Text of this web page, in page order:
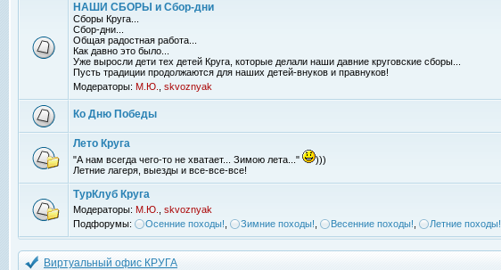
НАШИ СБОРЫ и Сбор-дни
Сборы Круга...
Сбор-дни...
Общая радостная работа...
Как давно это было...
Уже выросли дети тех детей Круга, которые делали наши давние круговские сборы...
Пусть традиции продолжаются для наших детей-внуков и правнуков!
Модераторы: М.Ю. skvoznyak
Ко Дню Победы
Лето Круга
"А нам всегда чего-то не хватает... Зимою лета..."
)))
Летние лагеря, выезды и все-все-все!
ТурКлуб Круга
Модераторы: М.Ю.
skvoznyak
Подфорумы:
Осенние походы! Зимние походы! Весенние походы! Летние походы!
Виртуальный офис КРУГА